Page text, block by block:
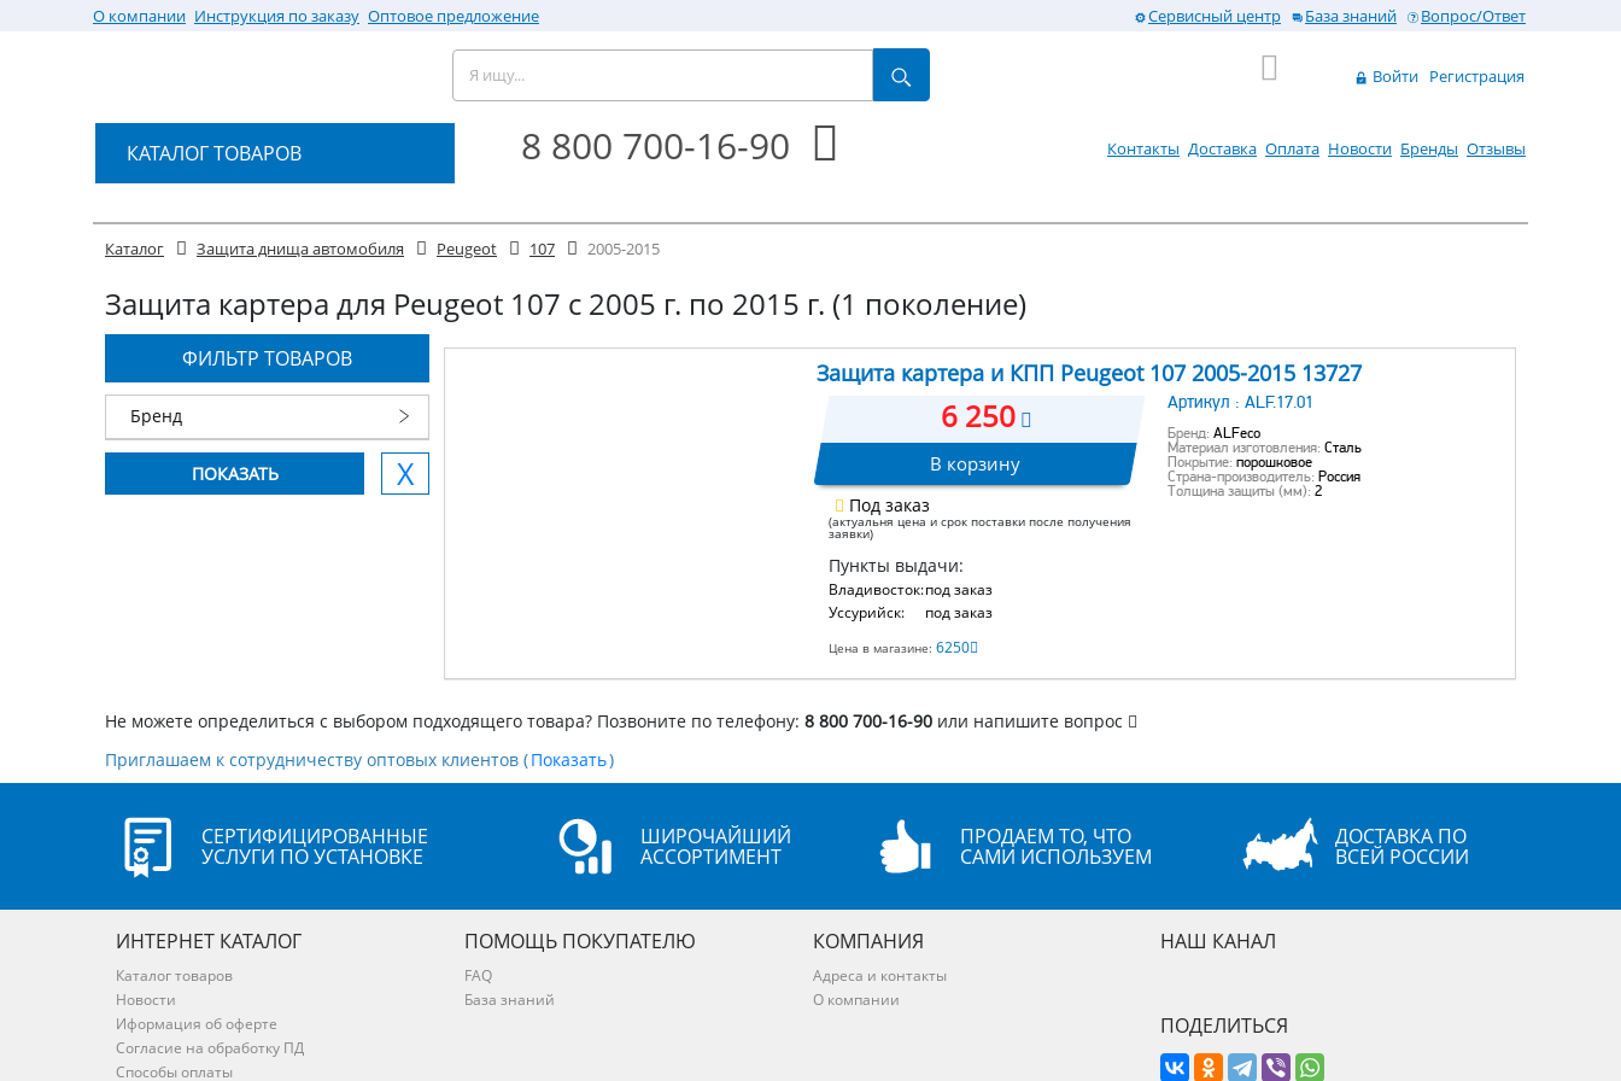
О компании Инструкция по заказу Оптовое предложение Сервисный центр База знаний Вопрос/Ответ
Войти Регистрация
КАТАЛОГ ТОВАРОВ 8 800 700-16-90 Контакты Доставка Оплата Новости Бренды Отзывы
Каталог Защита днища автомобиля Peugeot 107 2005-2015
Защита картера для Peugeot 107 с 2005 г. по 2015 г. (1 поколение)
ФИЛЬТР ТОВАРОВ
Бренд
Защита картера и КПП Peugeot 107 2005-2015 13727
6 250
В корзину
Под заказ
(актуальня цена и срок поставки после получения
заявки)
Пункты выдачи:
Владивосток:под заказ
Уссурийск:
под заказ
Цена в магазине: 6250
Артикул : ALF.17.01
Бренд: ALFeco
Материал изготовления: Сталь
Покрытие: порошковое
Страна-производитель: Россия
Толщина защиты (мм): 2
Не можете определиться с выбором подходящего товара? Позвоните по телефону: 8 800 700-16-90 или напишите вопрос
Приглашаем к сотрудничеству оптовых клиентов (
)
СЕРТИФИЦИРОВАННЫЕ
УСЛУГИ ПО УСТАНОВКЕ
ШИРОЧАЙШИЙ
АССОРТИМЕНТ
ПРОДАЕМ ТО, ЧТО
САМИ ИСПОЛЬЗУЕМ
ДОСТАВКА ПО
ВСЕЙ РОССИИ
ИНТЕРНЕТ КАТАЛОГ
Каталог товаров
Новости
Иформация об оферте
Согласие на обработку ПД
Способы оплаты
ПОМОЩЬ ПОКУПАТЕЛЮ
FAQ
База знаний
КОМПАНИЯ
Адреса и контакты
О компании
НАШ КАНАЛ
ПОДЕЛИТЬСЯ